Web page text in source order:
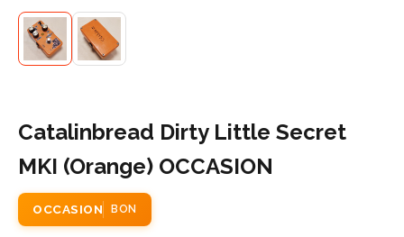
Catalinbread Dirty Little Secret
MKI (Orange) OCCASION
OCCASION BON